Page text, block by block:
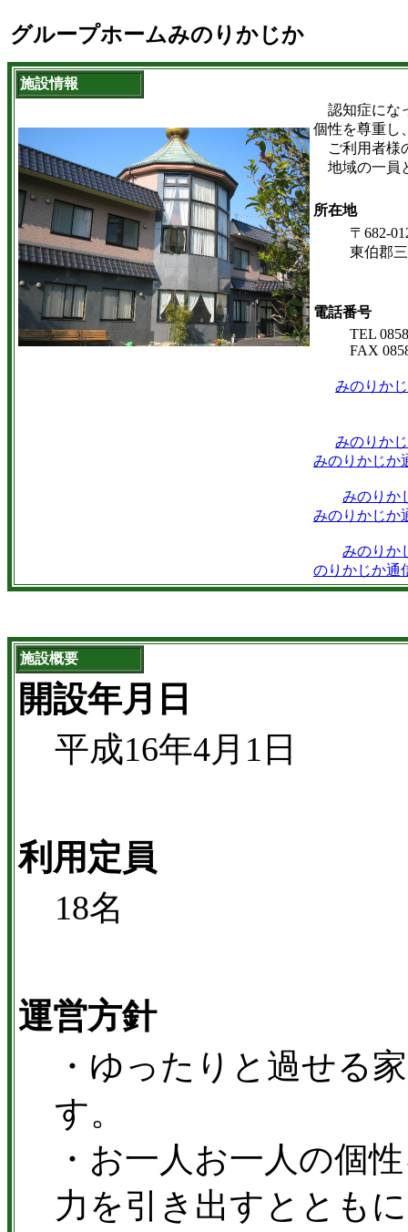
グループホームみのりかじか
施設情報
認知症にな
個性を尊重し
ご利用者様
地域の一員
所在地
〒682-
東伯郡
電話番号
TEL
FAX
みのりか
みのりか
みのりかじか
みのりか
みのりかじか
みのりか
のりかじか通
施設概要
開設年月日
平成16年4月1日
利用定員
18名
運営方針
・ゆったりと過せる
す。
・お一人お一人の個
力を引き出すととも